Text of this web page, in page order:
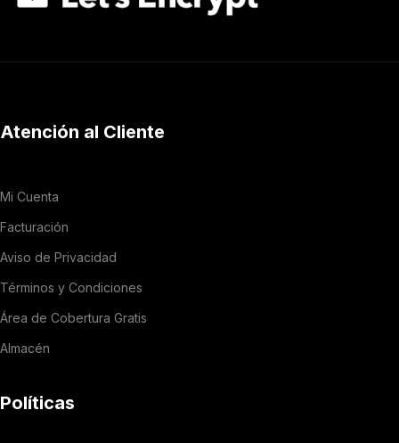
Atención al Cliente
Mi Cuenta
Facturación
Aviso de Privacidad
Términos y Condiciones
Área de Cobertura Gratis
Almacén
Políticas